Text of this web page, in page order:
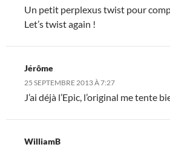
Un petit perplexus twist pour
Let’s twist again !
Jérôme
25 SEPTEMBRE 2013 À 7:27
J’ai déjà l’Epic, l’original me tente
WilliamB